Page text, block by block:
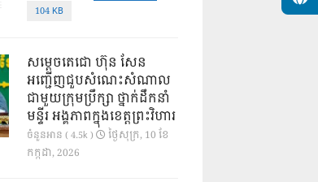
104 KB
សម្តេចតេជោ ហ៊ុន សែន
អញ្ជើញជួបសំណេះសំណាល
ជាមួយក្រុមប្រឹក្សា ថ្នាក់ដឹកនាំ
មន្ទីរ អង្គភាពក្នុងខេត្តព្រះវិហារ
ចំនួនអាន ( 4.5k )
ថ្ងៃ​សុក្រ, 10 ខែ​
កក្កដា, 2026